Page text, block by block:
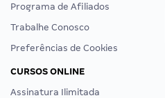
Programa de Afiliados
Trabalhe Conosco
Preferências de Cookies
CURSOS ONLINE
Assinatura Ilimitada